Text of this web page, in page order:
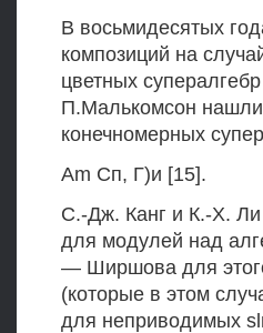
В восьмидесятых
композиций на
цветных
П.Малькомсон
конечномерных
Am Сп, Г)и [15].
С.-Дж. Канг и К.-Х.
для модулей над
— Ширшова для
(которые в этом
для неприводимых